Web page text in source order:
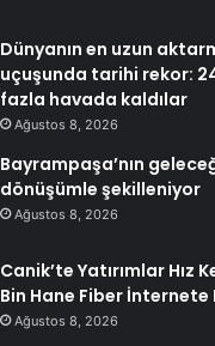
Dünyanın en uzun
uçuşunda tarihi rekor:
fazla havada kaldılar
Ağustos 8, 2026
Bayrampaşa’nın
dönüşümle şekilleniyor
Ağustos 8, 2026
Canik’te Yatırımlar Hız
Bin Hane Fiber
Ağustos 8, 2026